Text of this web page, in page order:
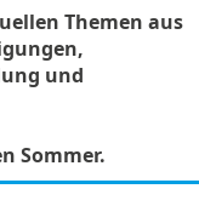
Themen aus
und
Sommer.